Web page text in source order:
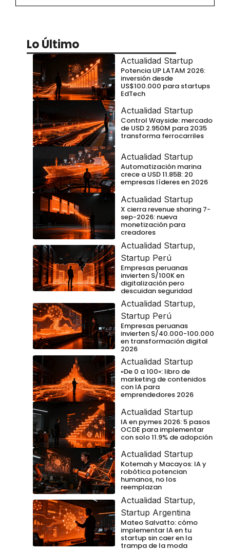
Lo Último
Actualidad Startup
Potencia UP LATAM 2026:
inversión desde
US$100.000 para startups
EdTech
Actualidad Startup
Control Wayside: mercado
de USD 2.950M para 2035
transforma ferrocarriles
Actualidad Startup
Automatización marina
crece a USD 11.85B: 20
empresas líderes en 2026
Actualidad Startup
X cierra revenue sharing 7-
sep-2026: nueva
monetización para
creadores
Actualidad Startup,
Startup Perú
Empresas peruanas
invierten S/100K en
digitalización pero
descuidan seguridad
Actualidad Startup,
Startup Perú
Empresas peruanas
invierten S/40.000-100.000
en transformación digital
2026
Actualidad Startup
«De 0 a 100»: libro de
marketing de contenidos
con IA para
emprendedores 2026
Actualidad Startup
IA en pymes 2026: 5 pasos
OCDE para implementar
con solo 11.9% de adopción
Actualidad Startup
Kotemah y Macayos: IA y
robótica potencian
humanos, no los
reemplazan
Actualidad Startup,
Startup Argentina
Mateo Salvatto: cómo
implementar IA en tu
startup sin caer en la
trampa de la moda